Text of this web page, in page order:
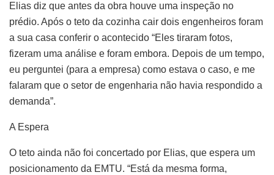
Elias diz que antes da obra houve uma inspeção no
prédio. Após o teto da cozinha cair dois engenheiros foram
a sua casa conferir o acontecido “Eles tiraram fotos,
fizeram uma análise e foram embora. Depois de um tempo,
eu perguntei (para a empresa) como estava o caso, e me
falaram que o setor de engenharia não havia respondido a
demanda”.
A Espera
O teto ainda não foi concertado por Elias, que espera um
posicionamento da EMTU. “Está da mesma forma,